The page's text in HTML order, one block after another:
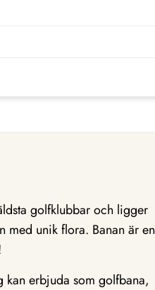
golfklubbar och ligger
med unik flora. Banan är en
kan erbjuda som golfbana,